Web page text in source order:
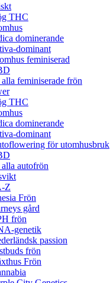
THC
dominerande
dominant
feminiserad
alla feminiserade frön
THC
dominerande
dominant
för utomhusbruk
alla autofrön
Z
Frön
gård
frön
genetik
passion
frön
Frön